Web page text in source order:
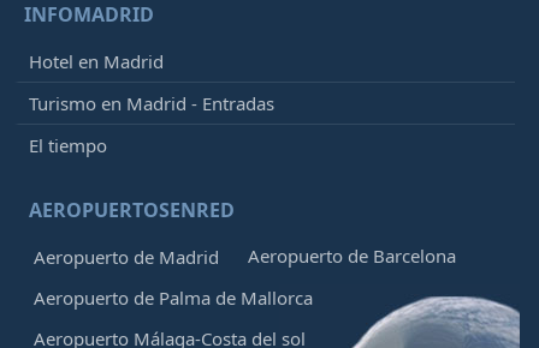
INFOMADRID
Hotel en Madrid
Turismo en Madrid - Entradas
El tiempo
AEROPUERTOSENRED
Aeropuerto de Madrid
Aeropuerto de Barcelona
Aeropuerto de Palma de Mallorca
Aeropuerto Málaga-Costa del sol